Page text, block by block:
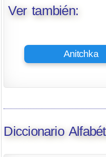
Ver también:
Anitchka
Diccionario